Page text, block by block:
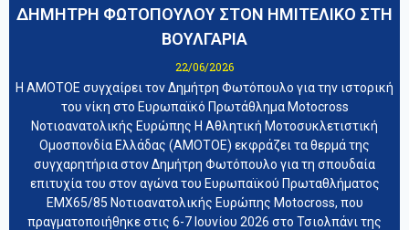
ΔΗΜΗΤΡΗ ΦΩΤΟΠΟΥΛΟΥ ΣΤΟΝ ΗΜΙΤΕΛΙΚΟ ΣΤΗ
ΒΟΥΛΓΑΡΙΑ
22/06/2026
Η ΑΜΟΤΟΕ συγχαίρει τον Δημήτρη Φωτόπουλο για την ιστορική
του νίκη στο Ευρωπαϊκό Πρωτάθλημα Motocross
Νοτιοανατολικής Ευρώπης Η Αθλητική Μοτοσυκλετιστική
Ομοσπονδία Ελλάδας (ΑΜΟΤΟΕ) εκφράζει τα θερμά της
συγχαρητήρια στον Δημήτρη Φωτόπουλο για τη σπουδαία
επιτυχία του στον αγώνα του Ευρωπαϊκού Πρωταθλήματος
EMX65/85 Νοτιοανατολικής Ευρώπης Motocross, που
πραγματοποιήθηκε στις 6-7 Ιουνίου 2026 στο Τσιολπάνι της